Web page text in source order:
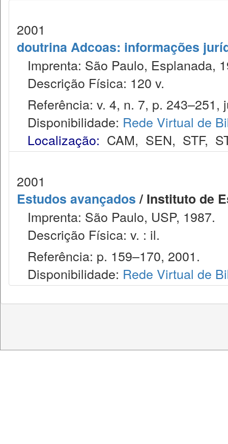
2001
doutrina Adcoas: informações
Imprenta: São Paulo, Esplanada,
Descrição Física: 120 v.
Referência: v. 4, n. 7, p. 243–251,
Disponibilidade: Rede Virtual de
Localização: CAM, SEN, STF,
2001
Estudos avançados/ Instituto de
Imprenta: São Paulo, USP, 1987.
Descrição Física: v. : il.
Referência: p. 159–170, 2001.
Disponibilidade: Rede Virtual de